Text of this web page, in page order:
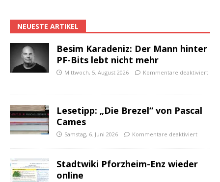
NEUESTE ARTIKEL
Besim Karadeniz: Der Mann hinter
PF-Bits lebt nicht mehr
Mittwoch, 5. August 2026 Kommentare deaktiviert
Lesetipp: „Die Brezel“ von Pascal
Cames
Samstag, 6. Juni 2026 Kommentare deaktiviert
Stadtwiki Pforzheim-Enz wieder
online